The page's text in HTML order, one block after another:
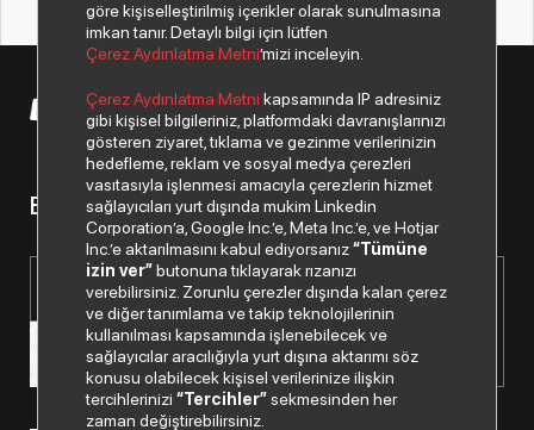
© 2026 Copyright Despec A.Ş. Tüm hakları saklıdır.
Bizden haberiniz olsun.
göre kişiselleştirilmiş içerikler olarak sunulmasına
imkan tanır. Detaylı bilgi için lütfen
Çerez Aydınlatma Metni’mizi inceleyin.
Çerez Aydınlatma Metni kapsamında IP adresiniz
gibi kişisel bilgileriniz, platformdaki davranışlarınızı
gösteren ziyaret, tıklama ve gezinme verilerinizin
hedefleme, reklam ve sosyal medya çerezleri
vasıtasıyla işlenmesi amacıyla çerezlerin hizmet
sağlayıcıları yurt dışında mukim Linkedin
Corporation’a, Google Inc.’e, Meta Inc.’e, ve Hotjar
Inc.’e aktarılmasını kabul ediyorsanız“Tümüne
izin ver”butonuna tıklayarak rızanızı
verebilirsiniz. Zorunlu çerezler dışında kalan çerez
ve diğer tanımlama ve takip teknolojilerinin
kullanılması kapsamında işlenebilecek ve
sağlayıcılar aracılığıyla yurt dışına aktarımı söz
konusu olabilecek kişisel verilerinize ilişkin
tercihlerinizi“Tercihler”sekmesinden her
zaman değiştirebilirsiniz.